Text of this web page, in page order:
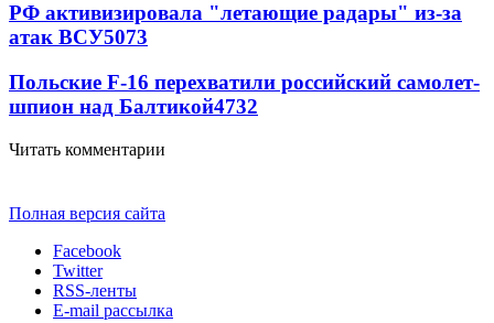
РФ активизировала "летающие радары" из-за
атак ВСУ5073
Польские F-16 перехватили российский самолет-
шпион над Балтикой4732
Читать комментарии
Полная версия сайта
Facebook
Twitter
RSS-ленты
E-mail рассылка